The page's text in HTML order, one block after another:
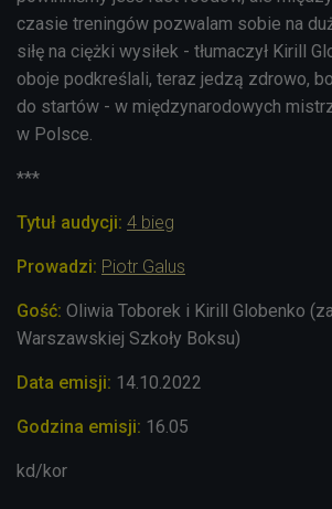
czasie treningów pozwalam sobie na
siłę na ciężki wysiłek - tłumaczył Kirill
oboje podkreślali, teraz jedzą zdrowo,
do startów - w międzynarodowych
w Polsce.
***
Tytuł audycji: 4 bieg
Prowadzi: Piotr Galus
Gość: Oliwia Toborek i Kirill Globenko
Warszawskiej Szkoły Boksu)
Data emisji: 14.10.2022
Godzina emisji: 16.05
kd/kor